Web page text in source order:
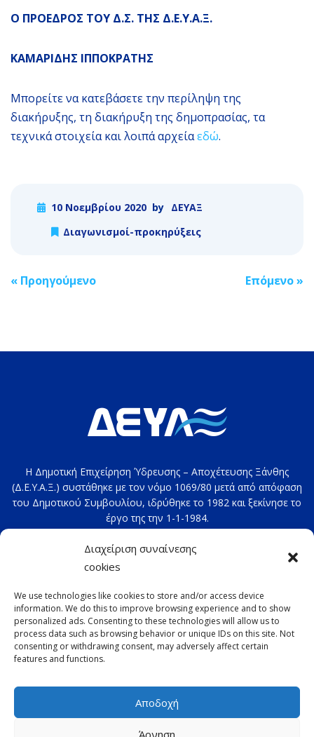
Διαχείριση συναίνεσης
cookies
We use technologies like cookies to store and/or access device
information. We do this to improve browsing experience and to show
personalized ads. Consenting to these technologies will allow us to
process data such as browsing behavior or unique IDs on this site. Not
consenting or withdrawing consent, may adversely affect certain
features and functions.
Αποδοχή
Άρνηση
Ο ΠΡΟΕΔΡΟΣ ΤΟΥ Δ.Σ. ΤΗΣ Δ.Ε.Υ.Α.Ξ.
ΚΑΜΑΡΙΔΗΣ ΙΠΠΟΚΡΑΤΗΣ
Μπορείτε να κατεβάσετε την περίληψη της
διακήρυξης, τη διακήρυξη της δημοπρασίας, τα
τεχνικά στοιχεία και λοιπά αρχείαεδώ.
10 Νοεμβρίου 2020 by ΔΕΥΑΞ
Διαγωνισμοί-προκηρύξεις
Post
« Προηγούμενο Επόμενο»
Η Δημοτική Επιχείρηση Ύδρευσης – Αποχέτευσης Ξάνθης
(Δ.Ε.Υ.Α.Ξ.) συστάθηκε με τον νόμο 1069/80 μετά από απόφαση
του Δημοτικού Συμβουλίου, ιδρύθηκε το 1982 και ξεκίνησε το
έργο της την 1-1-1984.
e-mail:deyax@deyaxanthis.gr
Διεύθυνση: Τέρμα 4ης Οκτωβρίου
Copyright © 2022 ΔΕΥΑΞ με την επιφύλαξη παντός